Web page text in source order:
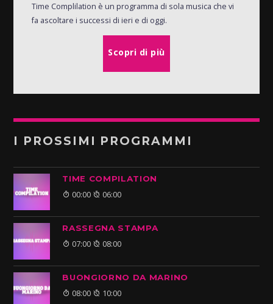
Time Complilation è un programma di sola musica che vi
fa ascoltare i successi di ieri e di oggi.
Scopri di più
I PROSSIMI PROGRAMMI
TIME COMPILATION
00:00 06:00
RASSEGNA STAMPA
07:00 08:00
BUONGIORNO DA MARINO
08:00 10:00